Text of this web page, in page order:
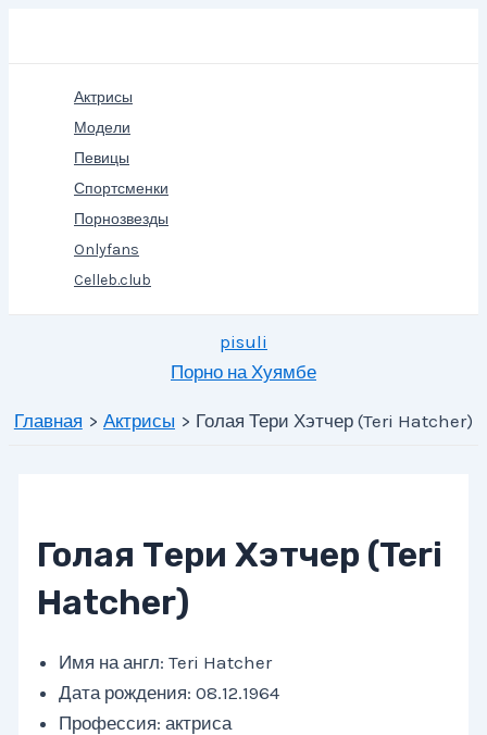
Актрисы
Модели
Певицы
Спортсменки
Порнозвезды
Onlyfans
Celleb.club
pisuli
Порно на Хуямбе
Главная Актрисы Голая Тери Хэтчер (Teri Hatcher)
Голая Тери Хэтчер (Teri
Hatcher)
Имя на англ: Teri Hatcher
Дата рождения: 08.12.1964
Профессия: актриса